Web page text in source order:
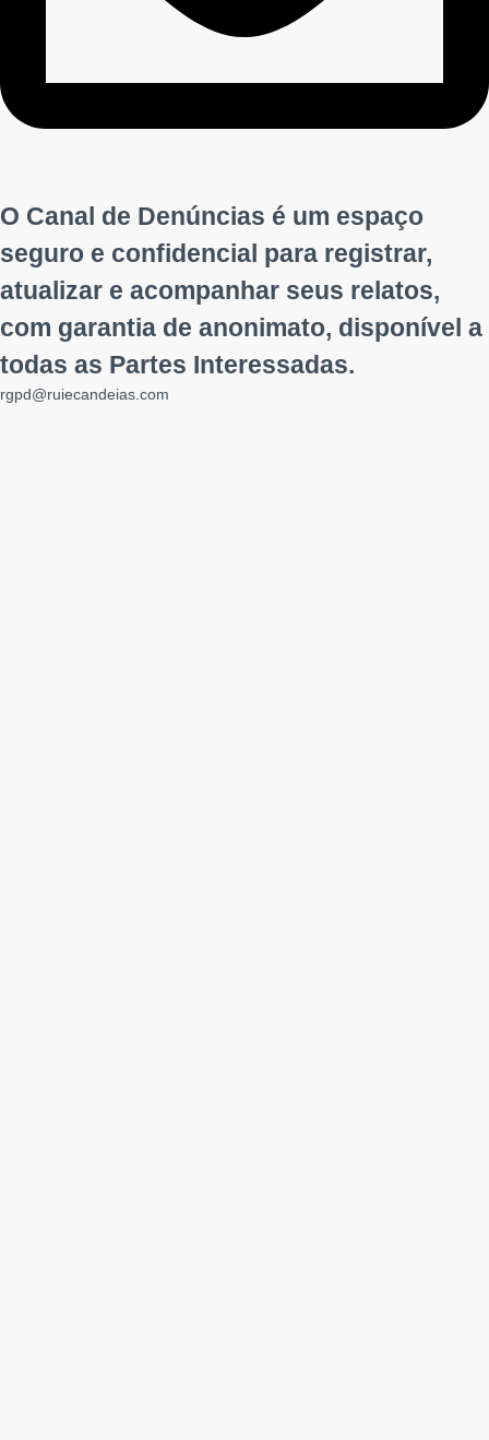
O Canal de Denúncias é um espaço
seguro e confidencial para registrar,
atualizar e acompanhar seus relatos,
com garantia de anonimato, disponível a
todas as Partes Interessadas.
rgpd@ruiecandeias.com